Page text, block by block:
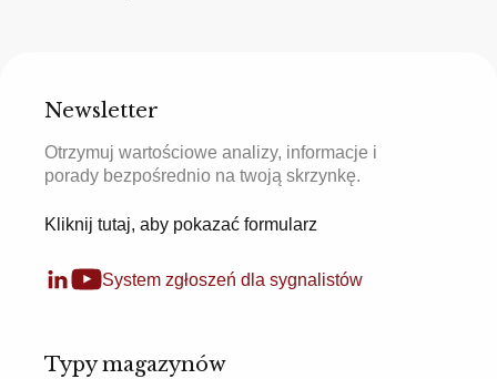
Newsletter
Otrzymuj wartościowe analizy, informacje i
porady bezpośrednio na twoją skrzynkę.
Kliknij tutaj, aby pokazać formularz
System zgłoszeń dla sygnalistów
Typy magazynów